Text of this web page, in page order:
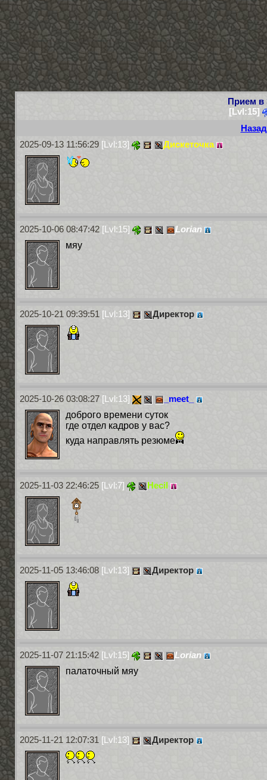
Прием
[Lvl:15]
Назад
2025-09-13 11:56:29[Lvl:13] Дискеточка
2025-10-06 08:47:42[Lvl:15]
Lorian
мяу
2025-10-21 09:39:51 [Lvl:13] Директор
2025-10-26 03:08:27[Lvl:13]
_meet_
доброго времени суток
где отдел кадров у вас?
куда направлять резюме
2025-11-03 22:46:25[Lvl:7] Hecil
2025-11-05 13:46:08[Lvl:13] Директор
2025-11-07 21:15:42[Lvl:15]
Lorian
палаточный мяу
2025-11-21 12:07:31 [Lvl:13] Директор